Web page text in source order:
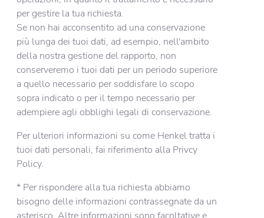
per gestire la tua richiesta.
Se non hai acconsentito ad una conservazione
più lunga dei tuoi dati, ad esempio, nell'ambito
della nostra gestione del rapporto, non
conserveremo i tuoi dati per un periodo superiore
a quello necessario per soddisfare lo scopo
sopra indicato o per il tempo necessario per
adempiere agli obblighi legali di conservazione.
Per ulteriori informazioni su come Henkel tratta i
tuoi dati personali, fai riferimento alla Privcy
Policy.
* Per rispondere alla tua richiesta abbiamo
bisogno delle informazioni contrassegnate da un